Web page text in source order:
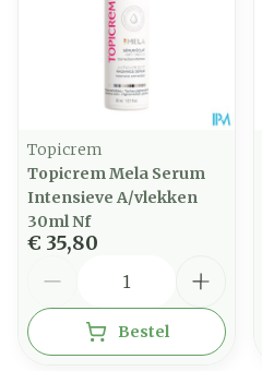
Topicrem
Topicrem Mela Serum
Intensieve A/vlekken
30ml Nf
€ 35,80
Bestel